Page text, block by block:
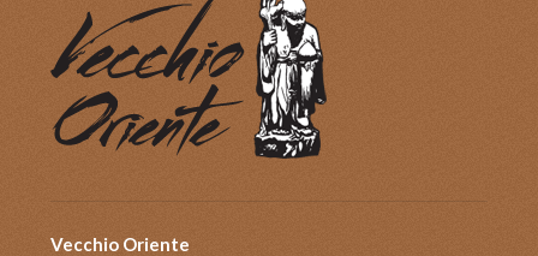
Vecchio Oriente